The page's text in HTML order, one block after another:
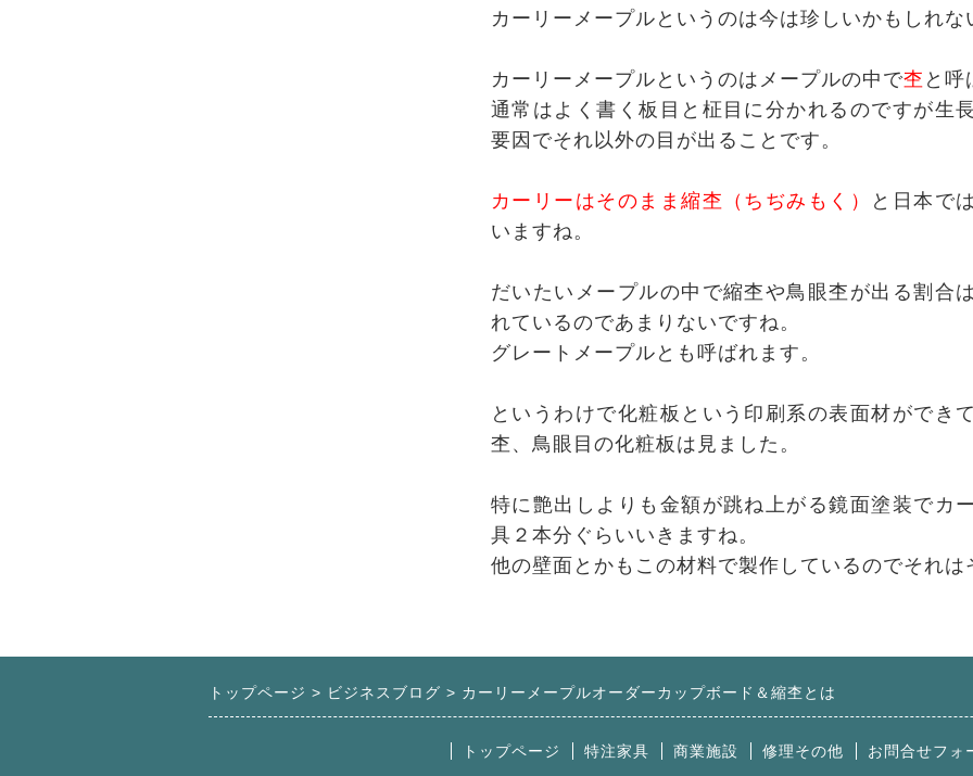
カーリーメープルというのは今は珍しいかもしれな
カーリーメープルというのはメープルの中で杢 と呼
通常はよく書く板目と柾目に分かれるのですが生
要因でそれ以外の目が出ることです。
カーリーはそのまま縮杢（ちぢみもく）
と日本で
いますね。
だいたいメープルの中で縮杢や鳥眼杢が出る割合
れているのであまりないですね。
グレートメープルとも呼ばれます。
というわけで化粧板という印刷系の表面材ができ
杢、鳥眼目の化粧板は見ました。
特に艶出しよりも金額が跳ね上がる鏡面塗装でカ
具２本分ぐらいいきますね。
他の壁面とかもこの材料で製作しているのでそれは
トップページ ビジネスブログ カーリーメープルオーダーカップボード＆縮杢とは
トップページ 特注家具 商業施設 修理その他 お問合せフォ